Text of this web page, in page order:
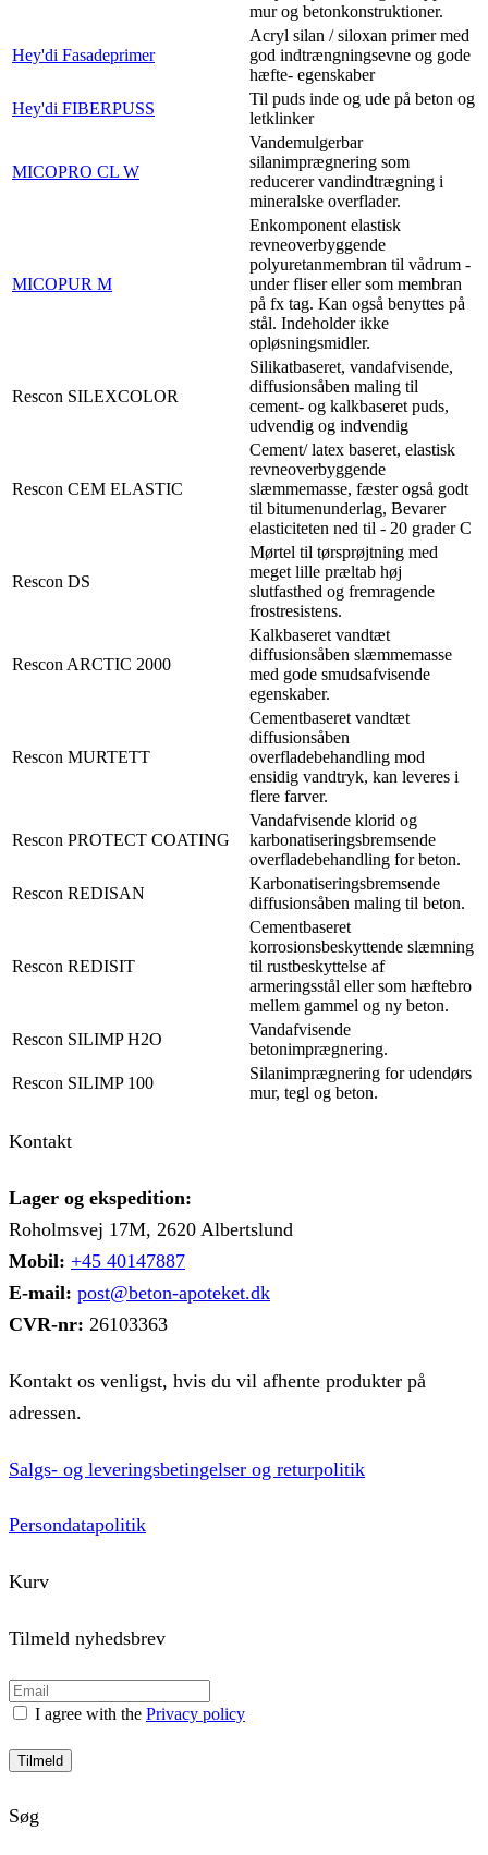
mur og betonkonstruktioner.
Hey'di Fasadeprimer
Acryl silan / siloxan primer med
god indtrængningsevne og gode
hæfte- egenskaber
Hey'di FIBERPUSS
Til puds inde og ude på beton og
letklinker
MICOPRO CL W
Vandemulgerbar
silanimprægnering som
reducerer vandindtrægning i
mineralske overflader.
MICOPUR M
Enkomponent elastisk
revneoverbyggende
polyuretanmembran til vådrum -
under fliser eller som membran
på fx tag. Kan også benyttes på
stål. Indeholder ikke
opløsningsmidler.
Rescon SILEXCOLOR
Silikatbaseret, vandafvisende,
diffusionsåben maling til
cement- og kalkbaseret puds,
udvendig og indvendig
Rescon CEM ELASTIC
Cement/ latex baseret, elastisk
revneoverbyggende
slæmmemasse, fæster også godt
til bitumenunderlag, Bevarer
elasticiteten ned til - 20 grader C
Rescon DS
Mørtel til tørsprøjtning med
meget lille præltab høj
slutfasthed og fremragende
frostresistens.
Rescon ARCTIC 2000
Kalkbaseret vandtæt
diffusionsåben slæmmemasse
med gode smudsafvisende
egenskaber.
Rescon MURTETT
Cementbaseret vandtæt
diffusionsåben
overfladebehandling mod
ensidig vandtryk, kan leveres i
flere farver.
Rescon PROTECT COATING
Vandafvisende klorid og
karbonatiseringsbremsende
overfladebehandling for beton.
Rescon REDISAN
Karbonatiseringsbremsende
diffusionsåben maling til beton.
Rescon REDISIT
Cementbaseret
korrosionsbeskyttende slæmning
til rustbeskyttelse af
armeringsstål eller som hæftebro
mellem gammel og ny beton.
Rescon SILIMP H2O
Vandafvisende
betonimprægnering.
Rescon SILIMP 100
Silanimprægnering for udendørs
mur, tegl og beton.
Kontakt
Lager og ekspedition:
Roholmsvej 17M, 2620 Albertslund
Mobil: +45 40147887
E-mail: post@beton-apoteket.dk
CVR-nr: 26103363
Kontakt os venligst, hvis du vil afhente produkter på
adressen.
Salgs- og leveringsbetingelser og returpolitik
Persondatapolitik
Kurv
Tilmeld nyhedsbrev
I agree with the Privacy policy
Tilmeld
Søg